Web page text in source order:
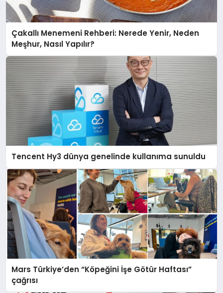
Çakallı Menemeni Rehberi: Nerede Yenir, Neden
Meşhur, Nasıl Yapılır?
Tencent Hy3 dünya genelinde kullanıma sunuldu
Mars Türkiye’den “Köpeğini İşe Götür Haftası”
çağrısı